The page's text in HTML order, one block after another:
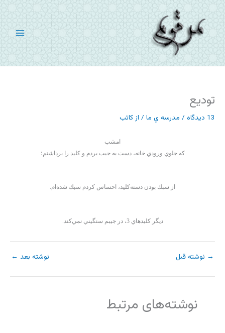
پرش
به
محتوا
تودیع
13 دیدگاه / مدرسه ي ما / از کاتب
امشب
كه جلوي ورودي خانه، دست به جيب بردم و كليد را برداشتم؛
از سبك بودن دسته‌كليد، احساس كردم سبك شده‌ام.
ديگر كليدهاي 3، در جيبم سنگيني نمي‌كند.
→ نوشته قبل نوشته بعد ←
نوشته‌های مرتبط